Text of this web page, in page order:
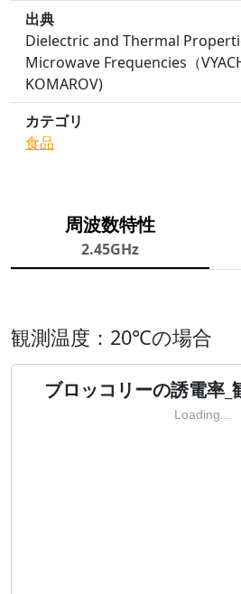
出典
Dielectric and Thermal
Microwave Frequencies（
KOMAROV)
カテゴリ
食品
周波数特性
2.45GHz
観測温度：20℃の場合
ブロッコリーの誘電率
Loading...